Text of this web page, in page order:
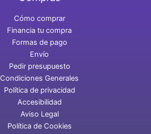
Cómo comprar
Financia tu compra
Formas de pago
Envío
Pedir presupuesto
Condiciones Generales
Política de privacidad
Accesibilidad
Aviso Legal
Política de Cookies